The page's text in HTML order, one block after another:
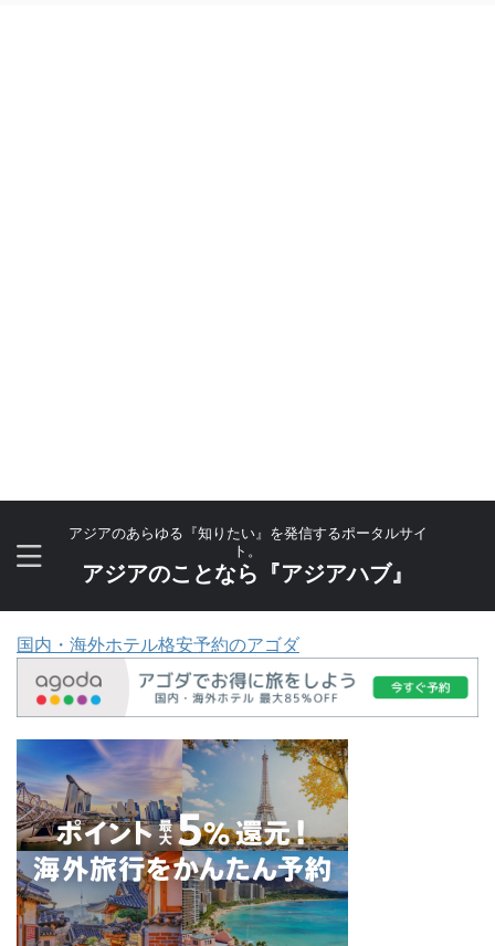
アジアのあらゆる『知りたい』を発信するポータルサイ
ト。
アジアのことなら『アジアハブ』
国内・海外ホテル格安予約のアゴダ